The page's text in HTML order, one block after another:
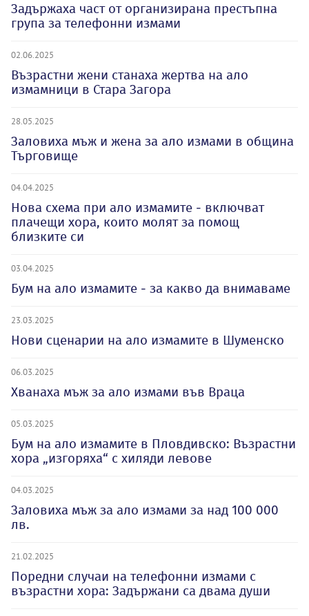
Задържаха част от организирана престъпна
група за телефонни измами
02.06.2025
Възрастни жени станаха жертва на ало
измамници в Стара Загора
28.05.2025
Заловиха мъж и жена за ало измами в община
Търговище
04.04.2025
Нова схема при ало измамите - включват
плачещи хора, които молят за помощ
близките си
03.04.2025
Бум на ало измамите - за какво да внимаваме
23.03.2025
Нови сценарии на ало измамите в Шуменско
06.03.2025
Хванаха мъж за ало измами във Враца
05.03.2025
Бум на ало измамите в Пловдивско: Възрастни
хора „изгоряха“ с хиляди левове
04.03.2025
Заловиха мъж за ало измами за над 100 000
лв.
21.02.2025
Поредни случаи на телефонни измами с
възрастни хора: Задържани са двама души